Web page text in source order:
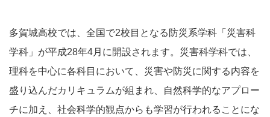
多賀城高校では、全国で2校目となる防災系学科「災害科
学科」が平成28年4月に開設されます。災害科学科では、
理科を中心に各科目において、災害や防災に関する内容を
盛り込んだカリキュラムが組まれ、自然科学的なアプロー
チに加え、社会科学的観点からも学習が行われることにな